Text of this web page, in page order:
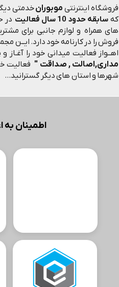
فروشگاه اینترنتی موبورانخدمتی
که سابقه حدود 10 سال فعالیت
در
های همراه و لوازم جانبی برای
فروش را در کارنامه خود دارد. ایــن
اهــواز فعالیت میدانی خود را آغـاز
مداری,اصالت , صداقت " فعالیت
شهرها و استان های دیگر گسترانید...
اطمینان به